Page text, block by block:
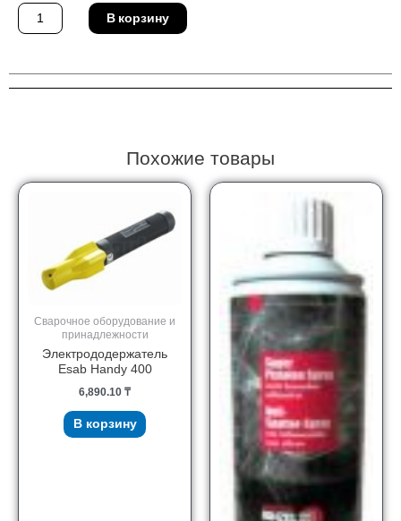
Количество
товара
Пружина
003.0013
В корзину
Похожие товары
Сварочное оборудование и
принадлежности
Электрододержатель
Esab Handy 400
6,890.10 ₸
В корзину